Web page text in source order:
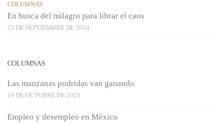
COLUMNAS
En busca del milagro para librar el caos
23 DE SEPTIEMBRE DE 2024
COLUMNAS
Las manzanas podridas van ganando
19 DE OCTUBRE DE 2025
Empleo y desempleo en México